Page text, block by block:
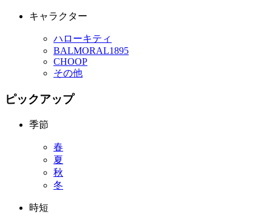
キャラクター
ハローキティ
BALMORAL1895
CHOOP
その他
ピックアップ
季節
春
夏
秋
冬
時短